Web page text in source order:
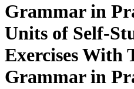
Grammar in
Units of Self-
Exercises With
Grammar in